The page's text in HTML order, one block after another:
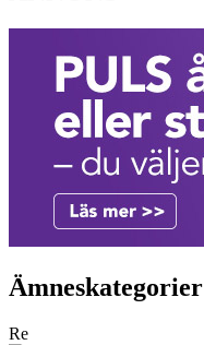
Ämneskategorier
Re